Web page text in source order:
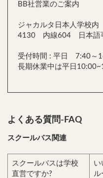
BB社営業のご案内
ジャカルタ日本人学
4130 内線604 日本語
受付時間 : 平日 7:40～
長期休業中は平日
よくある質問-FAQ
スクールバス関連
スクールバスは学校
直営ですか?
い
ル